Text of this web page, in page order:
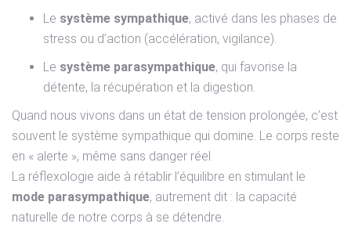
Le système sympathique, activé dans les phases de
stress ou d’action (accélération, vigilance).
Le système parasympathique, qui favorise la
détente, la récupération et la digestion.
Quand nous vivons dans un état de tension prolongée, c’est
souvent le système sympathique qui domine. Le corps reste
en « alerte », même sans danger réel.
La réflexologie aide à rétablir l’équilibre en stimulant le
mode parasympathique, autrement dit : la capacité
naturelle de notre corps à se détendre.